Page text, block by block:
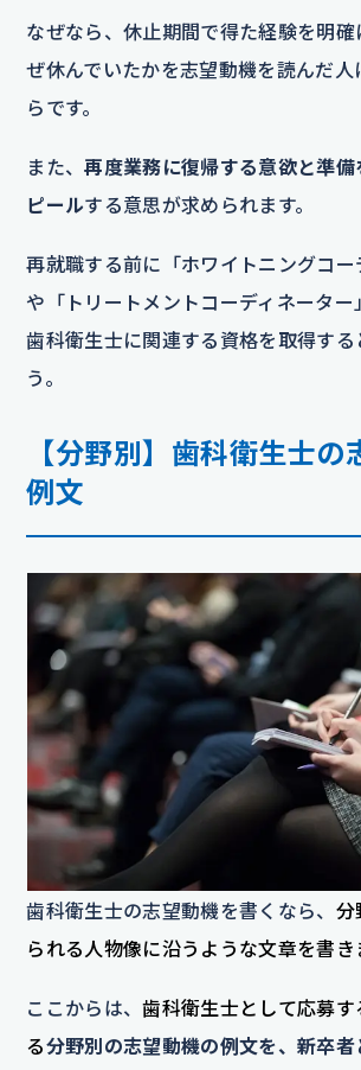
なぜなら、休止期間で得た経験を明確
ぜ休んでいたかを志望動機を読んだ人
らです。
また、再度業務に復帰する意欲と準
ピールする意思が求められます。
再就職する前に「ホワイトニングコー
や「トリートメントコーディネーター
歯科衛生士に関連する資格を取得する
う。
【分野別】歯科衛生士の
例文
歯科衛生士の志望動機を書くなら、 分
られる人物像に沿うような文章を書き
ここからは、歯科衛生士として応募す
る分野別の志望動機の例文を、新卒者